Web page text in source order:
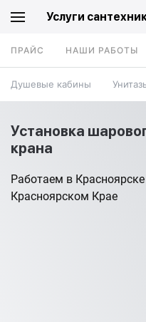
Услуги
ПРАЙС НАШИ РАБОТЫ
Душевые кабины
Установка
крана
Работаем в Красноярске
Красноярском Крае